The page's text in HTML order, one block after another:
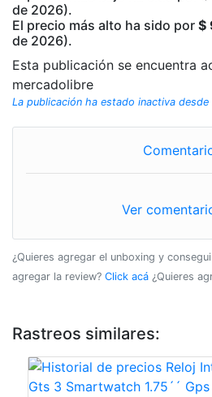
de 2026).
El precio más alto ha sido por $
de 2026).
Esta publicación se encuentra
mercadolibre
La publicación ha estado inactiva
Ver
¿Quieres agregar el unboxing y
agregar la review? Click acá ¿Quieres
Rastreos similares: